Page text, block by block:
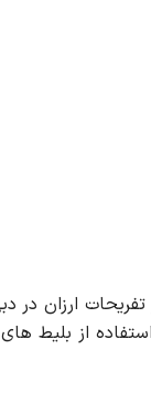
ارزان در
از بلیط های